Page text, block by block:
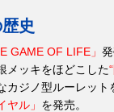
史
GAME OF LIFE」
メッキをほどこした
カジノ型ルーレット
ヤル」 を発売。